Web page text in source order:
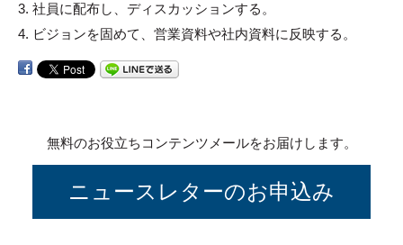
3. 社員に配布し、ディスカッションする。
4. ビジョンを固めて、営業資料や社内資料に反映する。
無料のお役立ちコンテンツメールをお届けします。
ニュースレターのお申込み